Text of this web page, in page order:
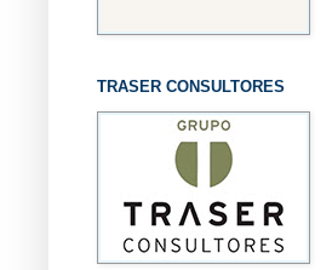
TRASER CONSULTORES